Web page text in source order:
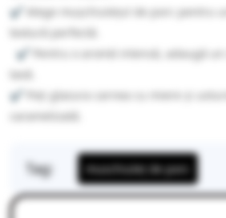
✔️ Alege mușchiulețul de porc pentru
textură perfectă.
✔️ Pentru o aromă intensă, adaugă un
tavă.
✔️ Poți glazura carnea cu miere și
caramelizată.
Tag: muschiuleț de porc